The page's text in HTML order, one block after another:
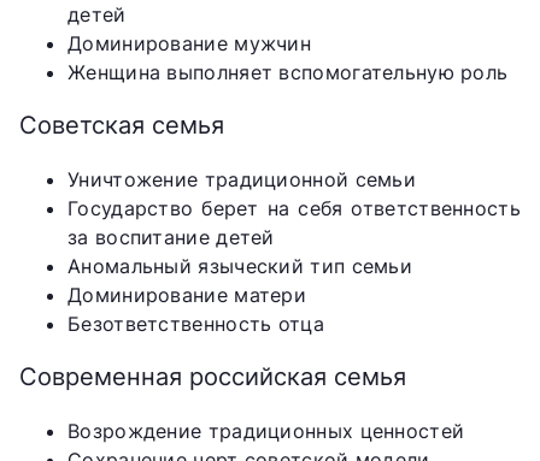
детей
Доминирование мужчин
Женщина выполняет вспомогательную роль
Советская семья
Уничтожение традиционной семьи
Государство берет на себя ответственность
за воспитание детей
Аномальный языческий тип семьи
Доминирование матери
Безответственность отца
Современная российская семья
Возрождение традиционных ценностей